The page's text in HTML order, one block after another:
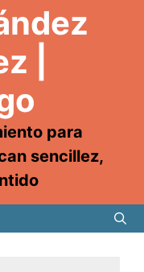
|
para
sencillez,